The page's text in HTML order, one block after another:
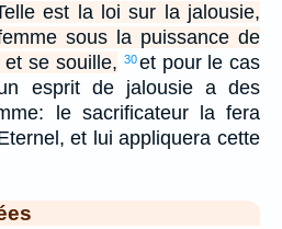
est la loi sur la jalousie,
sous la puissance de
se souille,
30et pour le cas
esprit de jalousie a des
le sacrificateur la fera
et lui appliquera cette